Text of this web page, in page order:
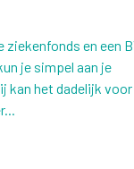
ziekenfonds en een
je simpel aan je
kan het dadelijk